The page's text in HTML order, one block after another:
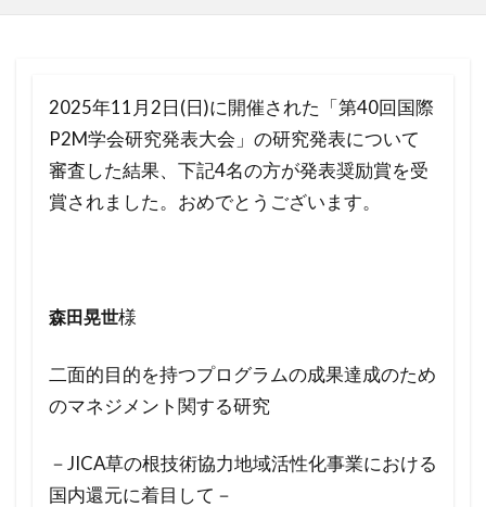
2025年11月2日(日)に開催された「第40回国際
P2M学会研究発表大会」の研究発表について
審査した結果、下記4名の方が発表奨励賞を受
賞されました。おめでとうございます。
森田晃世様
二面的目的を持つプログラムの成果達成のため
のマネジメント関する研究
－JICA草の根技術協力地域活性化事業における
国内還元に着目して－